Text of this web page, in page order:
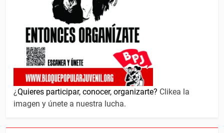
¿Quieres participar, conocer, organizarte? Clikea la
imagen y únete a nuestra lucha.